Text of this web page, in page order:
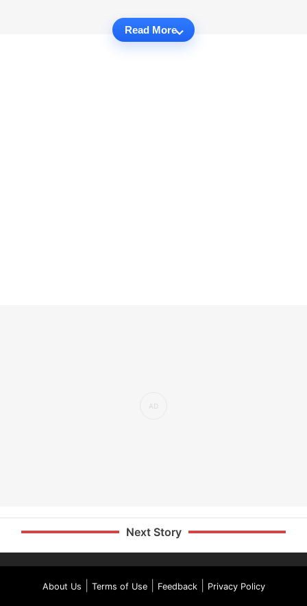
Read More
Next Story
About Us Terms of Use| Feedback| Privacy Policy